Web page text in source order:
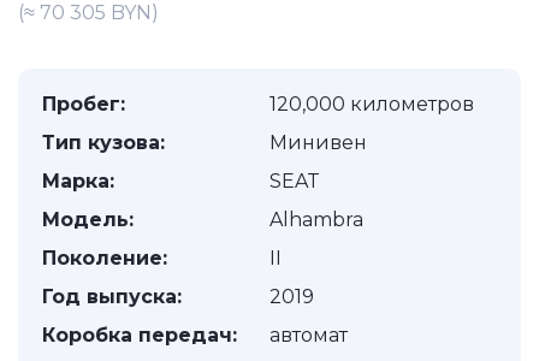
(≈ 70 305 BYN)
Пробег:
120,000 километров
Тип кузова:
Минивен
Марка:
SEAT
Модель:
Alhambra
Поколение:
II
Год выпуска:
2019
Коробка передач:
автомат